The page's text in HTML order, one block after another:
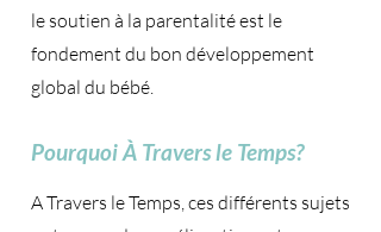
le soutien à la parentalité est le
fondement du bon développement
global du bébé.
Pourquoi À Travers le Temps?
A Travers le Temps, ces différents sujets